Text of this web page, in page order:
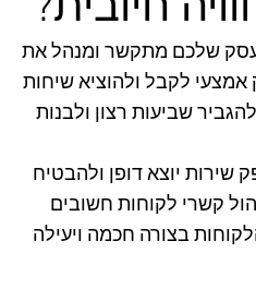
שלכם מתקשר ומנהל את
אמצעי לקבל ולהוציא שיחות
שביעות רצון ולבנות
שירות יוצא דופן ולהבטיח
קשרי לקוחות חשובים
בצורה חכמה ויעילה